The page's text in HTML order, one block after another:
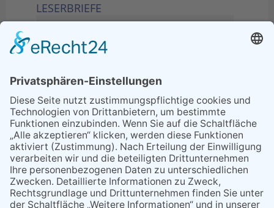
LESERBRIEFE
Sperrung B455: Kleiner
Grenzverkehr statt weite Wege
21.04.2026
Wenn Bahn-Computer nicht
miteinander kommunizieren
11.03.2026
"Plakatverbot für überregionale
Demos"
04.02.2026
Gelbe Tonne – Ein kleiner Blick
über den Tellerand
04.02.2026